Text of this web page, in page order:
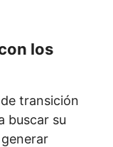
los
transición
buscar su